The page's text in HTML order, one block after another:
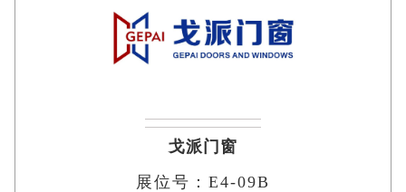
戈派门窗
展位号：E4-09B